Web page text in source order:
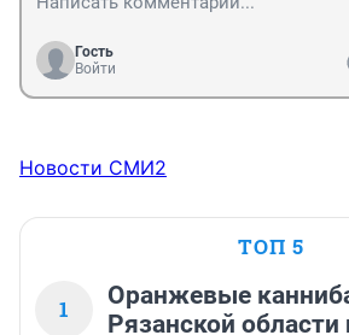
Гость
Войти
Новости СМИ2
ТОП 5
1
Оранжевые
Рязанской области